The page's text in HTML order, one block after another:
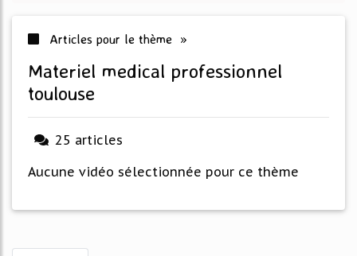
Articles pour le thème »
materiel medical professionnel
toulouse
25 articles
Aucune vidéo sélectionnée pour ce thème